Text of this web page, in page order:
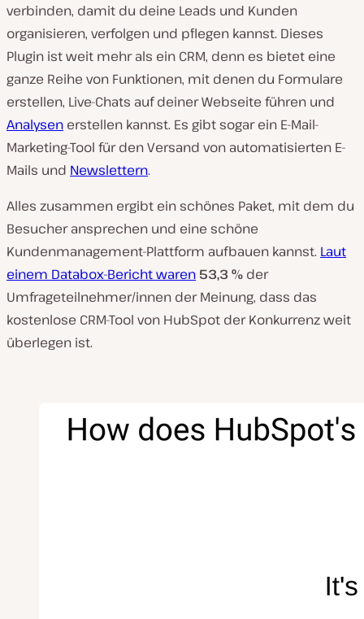
verbinden, damit du deine Leads und Kunden
organisieren, verfolgen und pflegen kannst. Dieses
Plugin ist weit mehr als ein CRM, denn es bietet eine
ganze Reihe von Funktionen, mit denen du Formulare
erstellen, Live-Chats auf deiner Webseite führen und
Analysen erstellen kannst. Es gibt sogar ein E-Mail-
Marketing-Tool für den Versand von automatisierten E-
Mails und Newslettern.
Alles zusammen ergibt ein schönes Paket, mit dem du
Besucher ansprechen und eine schöne
Kundenmanagement-Plattform aufbauen kannst. Laut
einem Databox-Bericht waren 53,3 % der
Umfrageteilnehmer/innen der Meinung, dass das
kostenlose CRM-Tool von HubSpot der Konkurrenz weit
überlegen ist.